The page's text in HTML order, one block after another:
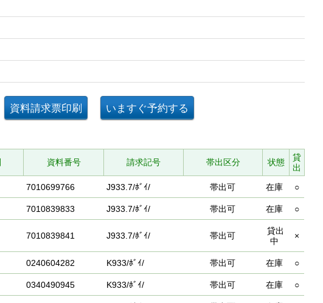
資料番号 請求記号 帯出区分 状態
貸
出
7010699766 J933.7/ﾎﾞｲ/ 帯出可 在庫 ○
7010839833 J933.7/ﾎﾞｲ/ 帯出可 在庫 ○
7010839841 J933.7/ﾎﾞｲ/ 帯出可
貸出
中
×
0240604282 K933/ﾎﾞｲ/ 帯出可 在庫 ○
0340490945 K933/ﾎﾞｲ/ 帯出可 在庫 ○